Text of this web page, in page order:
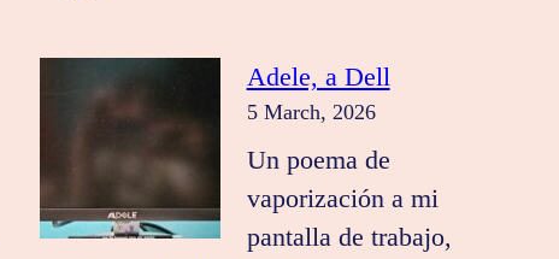
Adele, a Dell
5 March, 2026
Un poema de
vaporización a mi
pantalla de trabajo,